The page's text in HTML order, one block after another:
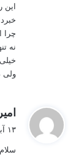
این
چرا
نه
ولی
۱۳ آبان ۱۳۹۳ در ۱۰:۴۵ ب٫ظ